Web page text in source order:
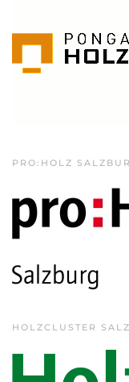
PRO:HOLZ
HOLZCLUSTER